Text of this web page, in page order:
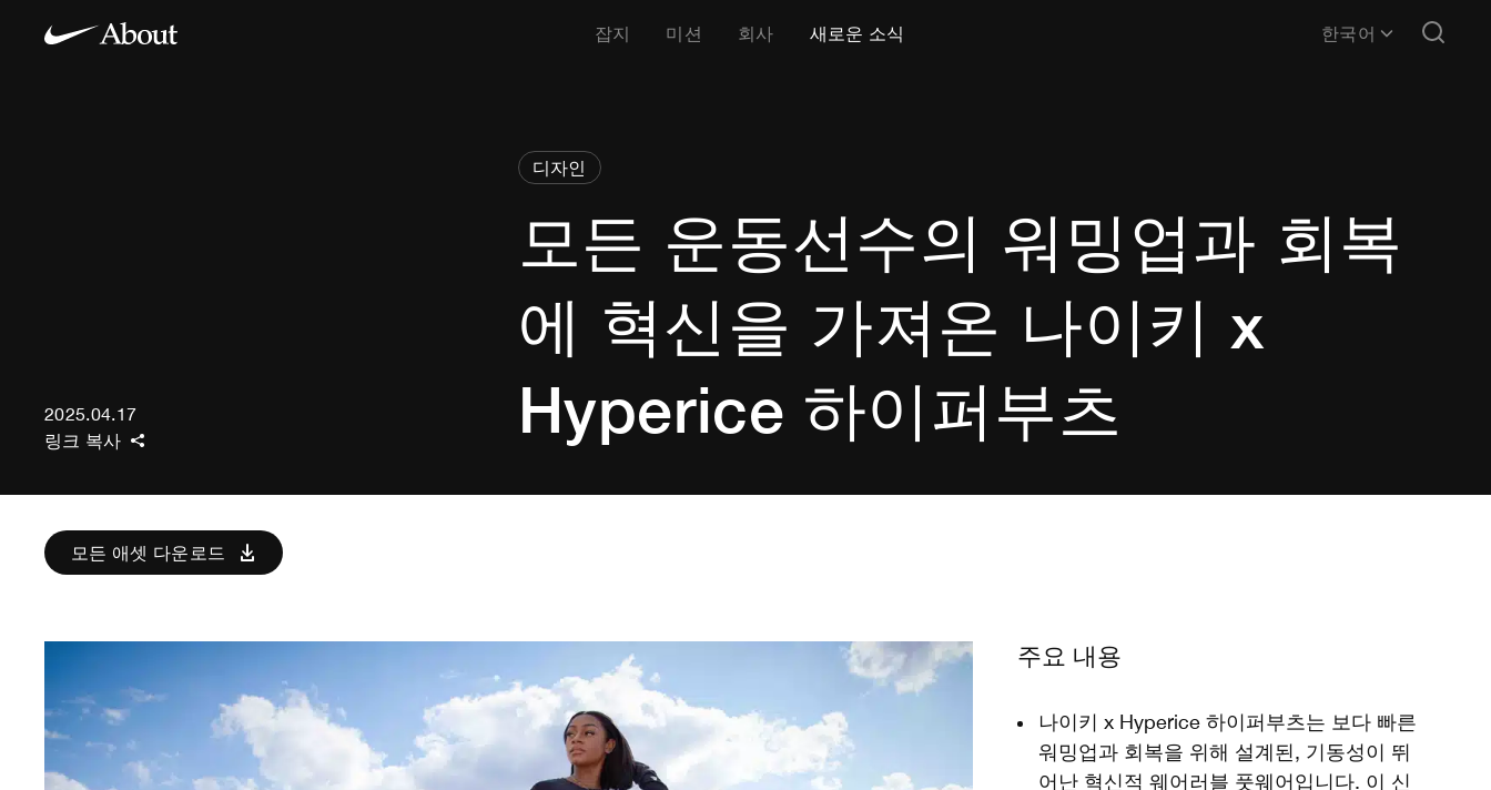
잡지 미션 회사 새로운 소식 한국어
디자인
모든 운동선수의 워밍업과 회복
에 혁신을 가져온 나이키 x
Hyperice 하이퍼부츠
2025.04.17
링크 복사
모든 애셋 다운로드
주요 내용
나이키 x Hyperice 하이퍼부츠는 보다 빠른
워밍업과 회복을 위해 설계된, 기동성이 뛰
어난 혁신적 웨어러블 풋웨어입니다. 이 신